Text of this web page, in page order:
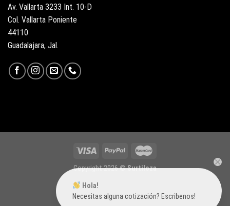
Av. Vallarta 3233 Int. 10-D
Col. Vallarta Poniente
44110
Guadalajara, Jal.
Copyright 2026 ©Surtiloza
Hola!
Necesitas alguna cotización? Escribenos!